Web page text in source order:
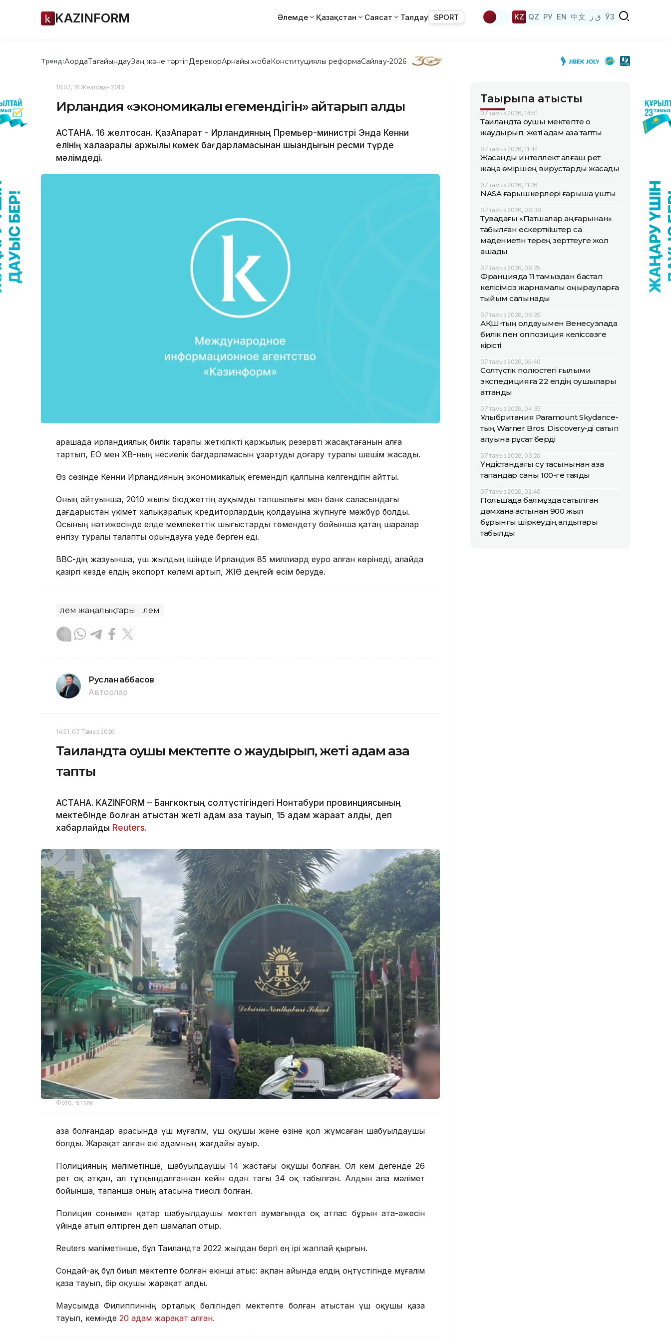
KAZINFORM Әлемде Қазақстан Саясат Талдау SPORT KZ QZ РУ EN 中文 ق ز ЎЗ
Тренд:АқордаТағайындауЗаң және тәртіпДерекқорАрнайы жобаКонституциялық реформаСайлау-2026
16:02, 16 Желтоқсан 2013
Ирландия «экономикалық егемендігін» қайтарып алды
АСТАНА. 16 желтоқсан. ҚазАқпарат - Ирландияның Премьер-министрі Энда Кенни
елінің халақаралық қаржылық көмек бағдарламасынан шыққандығын ресми түрде
мәлімдеді.
Қарашада ирландиялық билік тарапы жеткілікті қаржылық резервті жасақтағанын алға
тартып, ЕО мен ХВҚ-ның несиелік бағдарламасын ұзартуды доғару туралы шешім жасады.
Өз сөзінде Кенни Ирландияның экономикалық егемендігі қалпына келгендігін айтты.
Оның айтуынша, 2010 жылы бюджеттің ауқымды тапшылығы мен банк саласындағы
дағдарыстан үкімет халықаралық кредиторлардың қолдауына жүгінуге мәжбүр болды.
Осының нәтижесінде елде мемлекеттік шығыстарды төмендету бойынша қатаң шаралар
енгізу туралы талапты орындауға уәде берген еді.
ВВС-дің жазуынша, үш жылдың ішінде Ирландия 85 миллиард еуро алған көрінеді, алайда
қазіргі кезде елдің экспорт көлемі артып, ЖІӨ деңгейі өсім беруде.
Әлем жаңалықтары Әлем
Руслан Ғаббасов
Авторлар
14:51, 07 Тамыз 2026
Таиландта оқушы мектепте оқ жаудырып, жеті адам қаза
тапты
АСТАНА. KAZINFORM – Бангкоктың солтүстігіндегі Нонтабури провинциясының
мектебінде болған атыстан жеті адам қаза тауып, 15 адам жарақат алды, деп
хабарлайды Reuters.
Фото: ข่าวสด
Қаза болғандар арасында үш мұғалім, үш оқушы және өзіне қол жұмсаған шабуылдаушы
болды. Жарақат алған екі адамның жағдайы ауыр.
Полицияның мәліметінше, шабуылдаушы 14 жастағы оқушы болған. Ол кем дегенде 26
рет оқ атқан, ал тұтқындалғаннан кейін одан тағы 34 оқ табылған. Алдын ала мәлімет
бойынша, тапанша оның атасына тиесілі болған.
Полиция сонымен қатар шабуылдаушы мектеп аумағында оқ атпас бұрын ата-әжесін
үйінде атып өлтірген деп шамалап отыр.
Reuters мәліметінше, бұл Таиландта 2022 жылдан бергі ең ірі жаппай қырғын.
Сондай-ақ бұл биыл мектепте болған екінші атыс: ақпан айында елдің оңтүстігінде мұғалім
қаза тауып, бір оқушы жарақат алды.
Маусымда Филиппиннің орталық бөлігіндегі мектепте болған атыстан үш оқушы қаза
тауып, кемінде 20 адам жарақат алған.
Тақырыпқа қатысты
07 тамыз 2026, 14:51
Таиландта оқушы мектепте оқ
жаудырып, жеті адам қаза тапты
07 тамыз 2026, 11:44
Жасанды интеллект алғаш рет
жаңа өміршең вирустарды жасады
07 тамыз 2026, 11:26
NASA ғарышкерлері ғарышқа ұшты
07 тамыз 2026, 08:38
Тувадағы «Патшалар аңғарынан»
табылған ескерткіштер сақ
мәдениетін терең зерттеуге жол
ашады
07 тамыз 2026, 08:25
Францияда 11 тамыздан бастап
келісімсіз жарнамалық қоңырауларға
тыйым салынады
07 тамыз 2026, 06:20
АҚШ-тың қолдауымен Венесуэлада
билік пен оппозиция келіссөзге
кірісті
07 тамыз 2026, 05:40
Солтүстік полюстегі ғылыми
экспедицияға 22 елдің оқушылары
аттанды
07 тамыз 2026, 04:35
Ұлыбритания Paramount Skydance-
тың Warner Bros. Discovery-ді сатып
алуына рұқсат берді
07 тамыз 2026, 03:20
Үндістандағы су тасқынынан қаза
тапқандар саны 100-ге таяды
07 тамыз 2026, 02:40
Польшада балмұздақ сатылған
дәмхана астынан 900 жыл
бұрынғы шіркеудің қалдықтары
табылды